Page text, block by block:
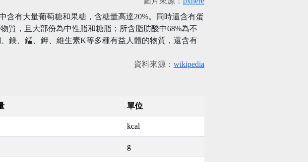
有大量葡萄糖和果糖，含糖量高達20%。同時還含有蛋
質，且大部份為中性脂和糖脂；所含脂肪酸中68%為不
鎂、錳、鉀、維生素K等多種有益人體的物質，還含有
資料來源： wikipedia
單位
kcal
g